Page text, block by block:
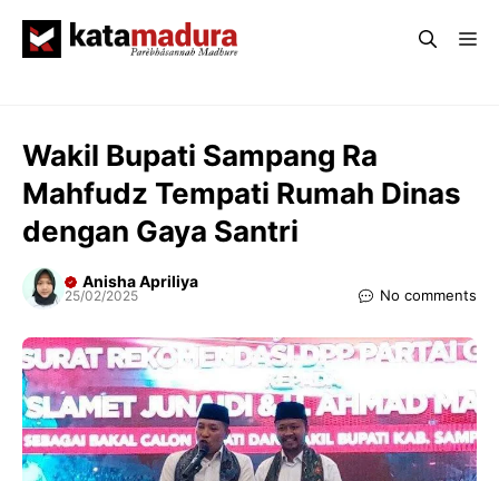
Wakil Bupati Sampang Ra
Mahfudz Tempati Rumah Dinas
dengan Gaya Santri
Anisha Apriliya
25/02/2025 No comments